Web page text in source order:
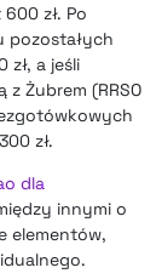
zł. Po
pozostałych
a jeśli
Żubrem (RRSO
zł.
dla
innymi o
elementów,